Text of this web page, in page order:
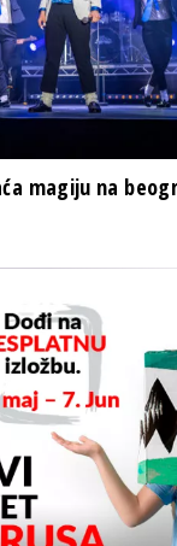
magiju na